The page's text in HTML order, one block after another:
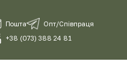
Пошта
Опт/Співпраця
+38 (073) 388 24 81